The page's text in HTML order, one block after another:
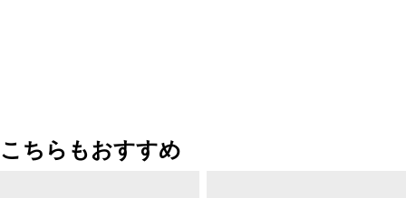
こちらもおすすめ